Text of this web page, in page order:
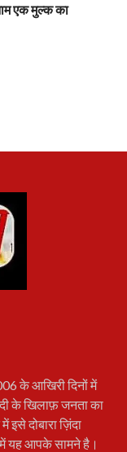
एक मुल्क का
के आखिरी दिनों में
के खिलाफ़ जनता का
दोबारा ज़िंदा
यह आपके सामने है।